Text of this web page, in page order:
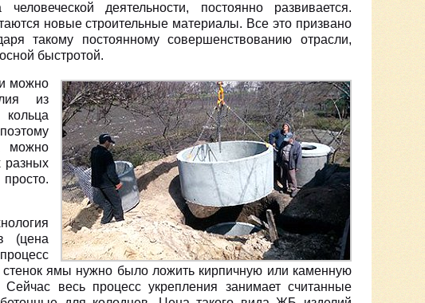
деятельности, постоянно развивается.
новые строительные материалы. Все это призвано
такому постоянному совершенствованию отрасли,
быстротой.
можно
из
можно
разных
(цена
стенок ямы нужно было ложить кирпичную или каменную
весь процесс укрепления занимает считанные